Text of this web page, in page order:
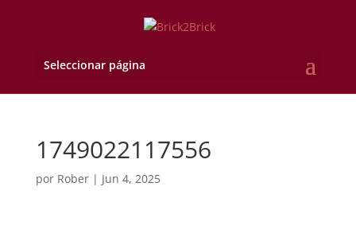
Seleccionar página
1749022117556
por Rober| Jun 4, 2025